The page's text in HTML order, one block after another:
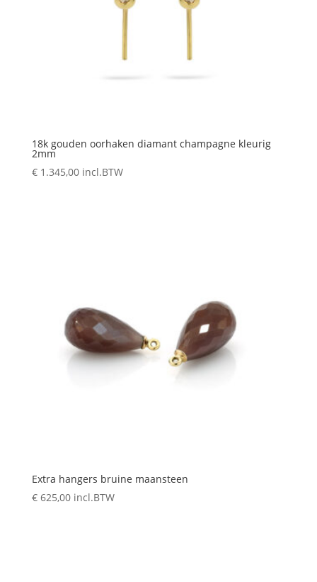
18k gouden oorhaken diamant champagne kleurig
2mm
€1.345,00 incl.BTW
Extra hangers bruine maansteen
€625,00 incl.BTW